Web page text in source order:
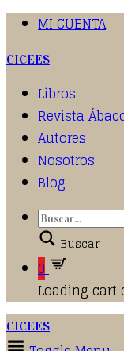
MI CUENTA
CICEES
Libros
Revista
Autores
Nosotros
Blog
Buscar
0
Loading cart
CICEES